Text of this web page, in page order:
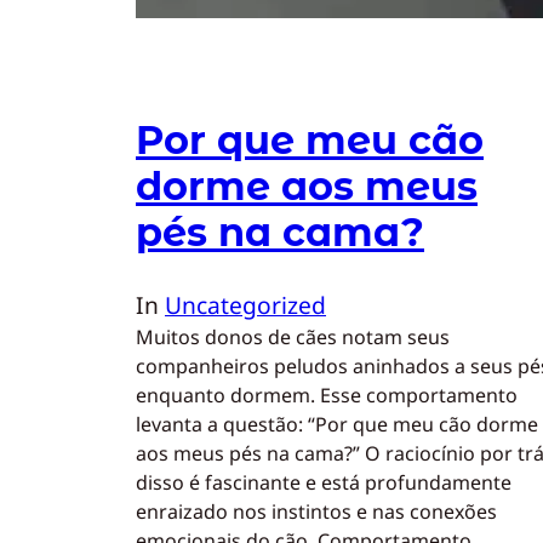
Por que meu cão
dorme aos meus
pés na cama?
In Uncategorized
Muitos donos de cães notam seus
companheiros peludos aninhados a seus
enquanto dormem. Esse comportamento
levanta a questão: “Por que meu cão dorme
aos meus pés na cama?” O raciocínio por
disso é fascinante e está profundamente
enraizado nos instintos e nas conexões